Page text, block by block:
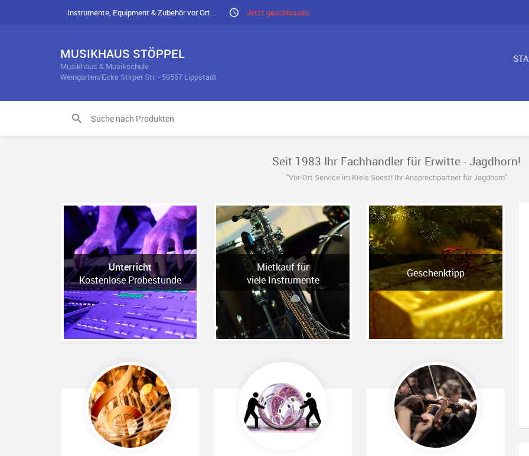
Instrumente, Equipment & Zubehör vor Ort... Jetzt geschlossen
MUSIKHAUS STÖPPEL
Musikhaus & Musikschule
Weingarten/Ecke Stirper Str. - 59557 Lippstadt
Seit 1983 Ihr Fachhändler für Erwitte - Jagdhorn!
"Vor-Ort Service im Kreis Soest! Ihr Ansprechpartner für Jagdhorn"
Unterricht
Kostenlose Probestunde
Mietkauf für
viele Instrumente
Geschenktipp